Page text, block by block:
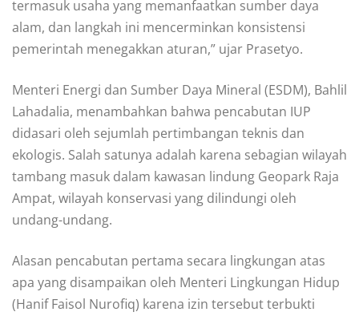
termasuk usaha yang memanfaatkan sumber daya
alam, dan langkah ini mencerminkan konsistensi
pemerintah menegakkan aturan,” ujar Prasetyo.
Menteri Energi dan Sumber Daya Mineral (ESDM), Bahlil
Lahadalia, menambahkan bahwa pencabutan IUP
didasari oleh sejumlah pertimbangan teknis dan
ekologis. Salah satunya adalah karena sebagian wilayah
tambang masuk dalam kawasan lindung Geopark Raja
Ampat, wilayah konservasi yang dilindungi oleh
undang-undang.
Alasan pencabutan pertama secara lingkungan atas
apa yang disampaikan oleh Menteri Lingkungan Hidup
(Hanif Faisol Nurofiq) karena izin tersebut terbukti